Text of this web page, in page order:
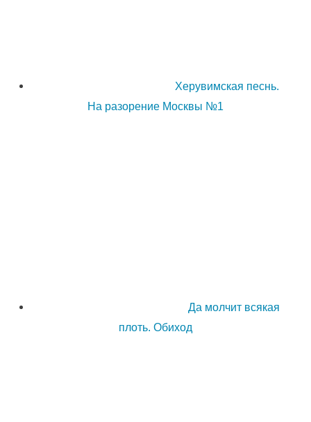
Херувимская песнь.
На разорение Москвы №1
Да молчит всякая
плоть. Обиход